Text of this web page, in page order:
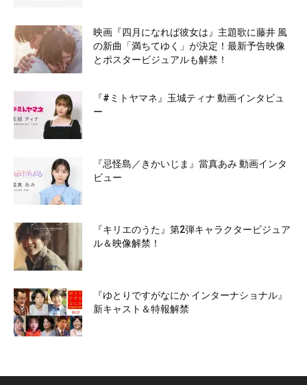
映画『四月になれば彼女は』主題歌に藤井 風
の新曲「満ちてゆく」が決定！最新予告映像
とポスタービジュアルも解禁！
『#ミトヤマネ』玉城ティナ 動画インタビュ
ー
『忌怪島／きかいじま』當真あみ 動画インタ
ビュー
『キリエのうた』第2弾キャラクタービジュア
ル＆映像解禁！
『ゆとりですがなにか インターナショナル』
新キャスト＆特報解禁